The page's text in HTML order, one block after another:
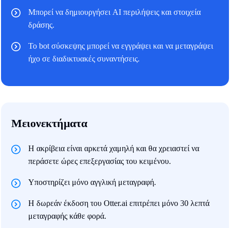
Μπορεί να δημιουργήσει AI περιλήψεις και στοιχεία
δράσης.
Το bot σύσκεψης μπορεί να εγγράψει και να μεταγράψει
ήχο σε διαδικτυακές συναντήσεις.
Μειονεκτήματα
Η ακρίβεια είναι αρκετά χαμηλή και θα χρειαστεί να
περάσετε ώρες επεξεργασίας του κειμένου.
Υποστηρίζει μόνο αγγλική μεταγραφή.
Η δωρεάν έκδοση του Otter.ai επιτρέπει μόνο 30 λεπτά
μεταγραφής κάθε φορά.